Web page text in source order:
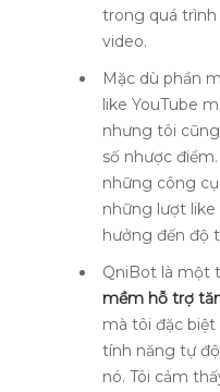
trong quá
video.
Mặc dù phần
like YouTube
nhưng tôi
số nhược
những công
những lượt
hưởng đến độ
QniBot là một
mềm hỗ trợ
mà tôi đặc
tính năng tự
nó. Tôi cảm